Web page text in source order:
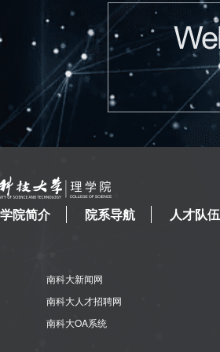
学院简介 院系导航 人才队伍
南科大新闻网
南科大人才招聘网
南科大OA系统